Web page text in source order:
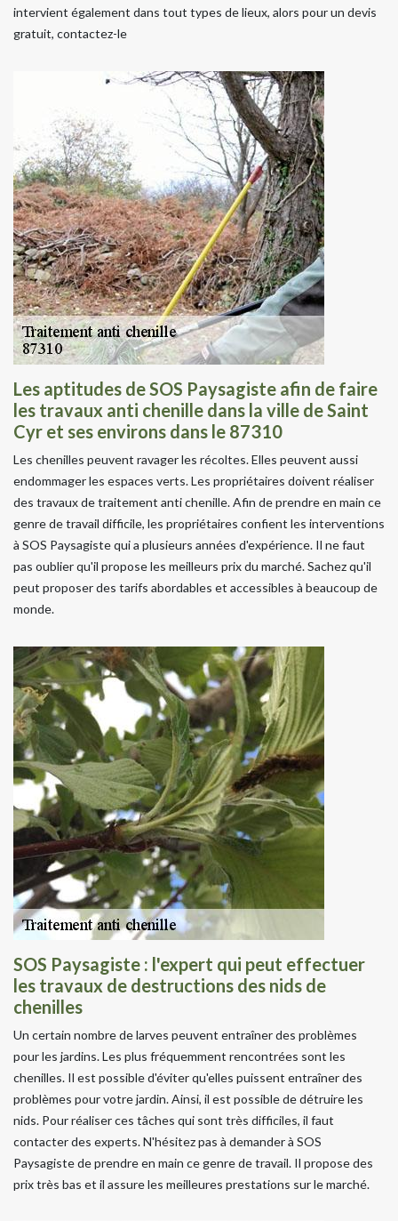
intervient également dans tout types de lieux, alors pour un devis
gratuit, contactez-le
Les aptitudes de SOS Paysagiste afin de faire
les travaux anti chenille dans la ville de Saint
Cyr et ses environs dans le 87310
Les chenilles peuvent ravager les récoltes. Elles peuvent aussi
endommager les espaces verts. Les propriétaires doivent réaliser
des travaux de traitement anti chenille. Afin de prendre en main ce
genre de travail difficile, les propriétaires confient les interventions
à SOS Paysagiste qui a plusieurs années d'expérience. Il ne faut
pas oublier qu'il propose les meilleurs prix du marché. Sachez qu'il
peut proposer des tarifs abordables et accessibles à beaucoup de
monde.
SOS Paysagiste : l'expert qui peut effectuer
les travaux de destructions des nids de
chenilles
Un certain nombre de larves peuvent entraîner des problèmes
pour les jardins. Les plus fréquemment rencontrées sont les
chenilles. Il est possible d'éviter qu'elles puissent entraîner des
problèmes pour votre jardin. Ainsi, il est possible de détruire les
nids. Pour réaliser ces tâches qui sont très difficiles, il faut
contacter des experts. N'hésitez pas à demander à SOS
Paysagiste de prendre en main ce genre de travail. Il propose des
prix très bas et il assure les meilleures prestations sur le marché.